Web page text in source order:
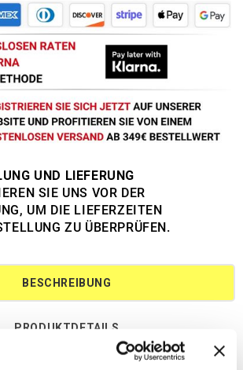
UND LIEFERUNG
SIE UNS VOR DER
UM DIE LIEFERZEITEN
ZU ÜBERPRÜFEN.
BESCHREIBUNG
PRODUKTDETAILS